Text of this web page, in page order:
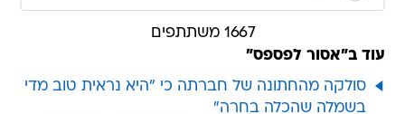
1667 משתתפים
עוד ב"אסור לפספס"
סולקה מהחתונה של חברתה כי "היא נראית טוב מדי
בשמלה שהכלה בחרה"